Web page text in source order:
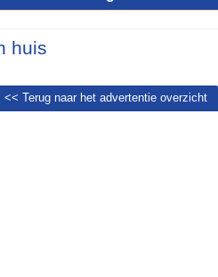
huis
<< Terug naar het advertentie overzicht